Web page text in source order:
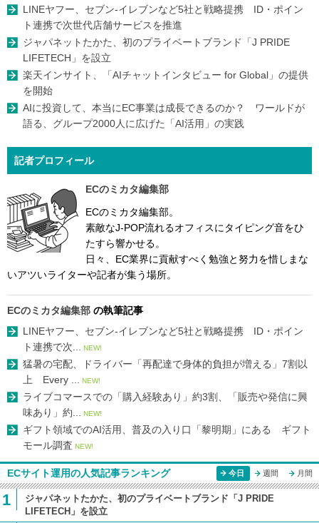
LINEヤフー、セブン-イレブンなど5社と戦略提携 ID・ポイン
ト連携で次世代店舗サービスを推進
ジャパネットたかた、初のプライベートブランド「J PRIDE
LIFETECH」を設立
楽天インサイト、「AIチャットインタビュー for Global」の提供
を開始
AIに投資して、本当にEC事業は成長できるのか？ ワールドが
語る、グループ2000人に広げた「AI活用」の実践
記者プロフィール
ECのミカタ編集部
ECのミカタ編集部。
素敵なJ-POP流れるオフィスにタイピング音をひ
たすら響かせる。
日々、EC業界に貢献すべく勉強と努力を惜しまな
いアツいライターや記者が集う場所。
ECのミカタ編集部 の執筆記事
LINEヤフー、セブン-イレブンなど5社と戦略提携 ID・ポイン
ト連携で次...
NEW!
猛暑の宅配、ドライバー「再配達で身体的負担が増える」7割以
上 Every ...
NEW!
ライブコマースでの「購入経験あり」約3割、「販売や発信に興
味あり」約...
NEW!
ギフト領域でのAI活用、普及の入り口「黎明期」にある ギフト
モール調査 NEW!
ECサイト運用の人気記事ランキング 今日 週間 月間
1
ジャパネットたかた、初のプライベートブランド「J PRIDE
LIFETECH」を設立